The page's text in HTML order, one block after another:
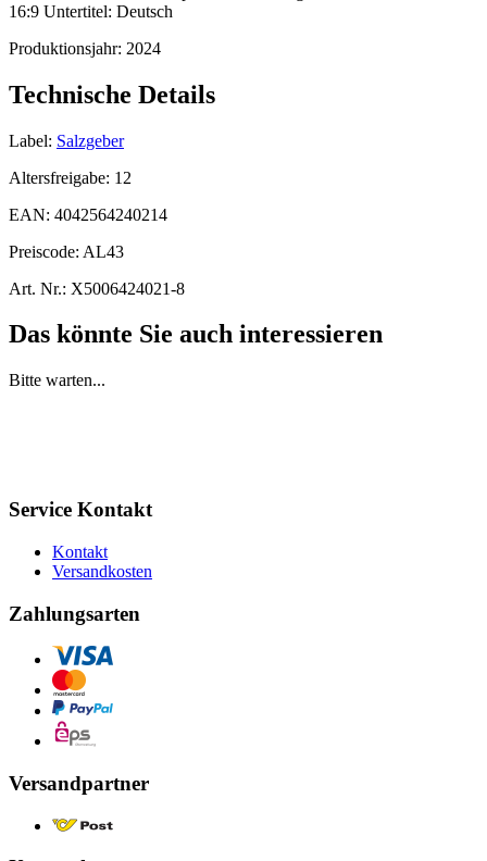
16:9 Untertitel: Deutsch
Produktionsjahr: 2024
Technische Details
Label: Salzgeber
Altersfreigabe: 12
EAN: 4042564240214
Preiscode: AL43
Art. Nr.: X5006424021-8
Das könnte Sie auch interessieren
Bitte warten...
Service Kontakt
Kontakt
Versandkosten
Zahlungsarten
Versandpartner